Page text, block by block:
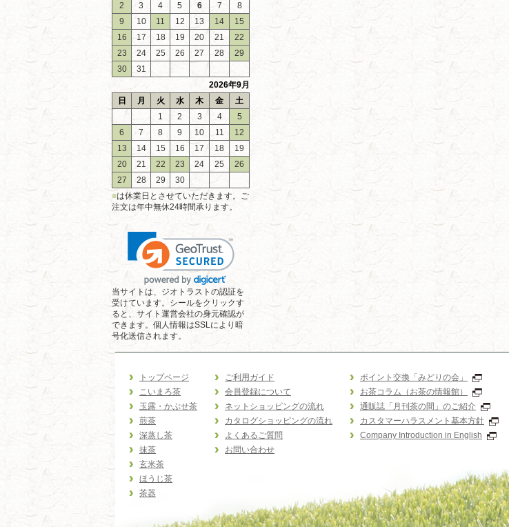
2
3 4 5 6 7
8
9
10 11 12 13 14
15
16
17 18 19 20 21
22
23
24 25 26 27 28
29
30
31
2026年9月
日
月 火 水 木 金
土
1
2 3 4
5
6
7 8 9 10 11
12
13
14 15 16 17 18
19
20
21 22 23 24 25
26
27
28 29
30
■は休業日とさせていただきます。ご
注文は年中無休24時間承ります。
当サイトは、ジオトラストの認証を
受けています。シールをクリックす
ると、サイト運営会社の身元確認が
できます。個人情報はSSLにより暗
号化送信されます。
トップページ
こいまろ茶
玉露・かぶせ茶
煎茶
深蒸し茶
抹茶
玄米茶
ほうじ茶
茶器
ご利用ガイド
会員登録について
ネットショッピングの流れ
カタログショッピングの流れ
よくあるご質問
お問い合わせ
ポイント交換「みどりの会」
お茶コラム（お茶の情報館）
通販誌「月刊茶の間」のご紹介
カスタマーハラスメント基本方針
Company Introduction in English